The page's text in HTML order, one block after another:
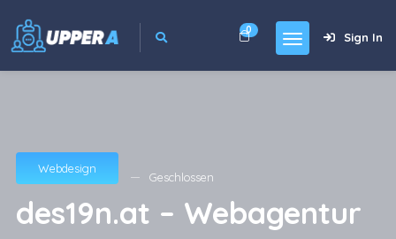
Sign In
0
Webdesign
Geschlossen
des19n.at – Webagentur